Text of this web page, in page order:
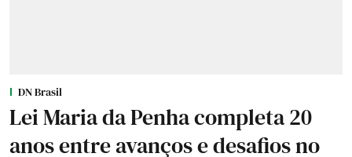
DN Brasil
Lei Maria da Penha completa 20
anos entre avanços e desafios no